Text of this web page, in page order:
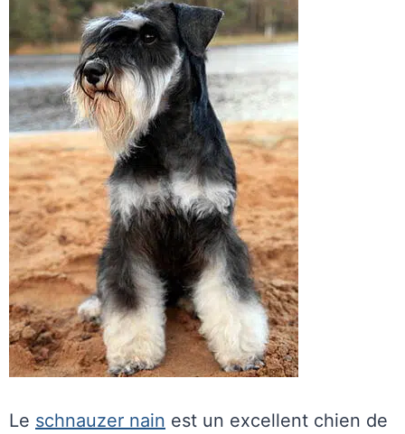
Le schnauzer nain est un excellent chien de